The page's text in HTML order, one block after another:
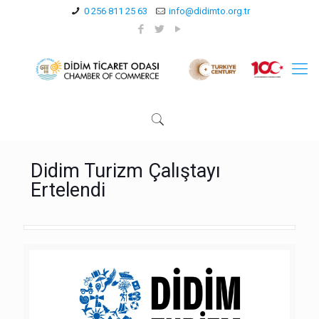
0 256 811 25 63 info@didimto.org.tr
Didim Turizm Çalıştayı
Ertelendi